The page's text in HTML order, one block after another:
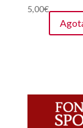
5,00€